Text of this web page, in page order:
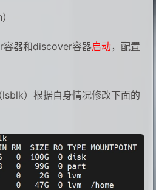
器和discover容器启动，配置
）根据自身情况修改下面的